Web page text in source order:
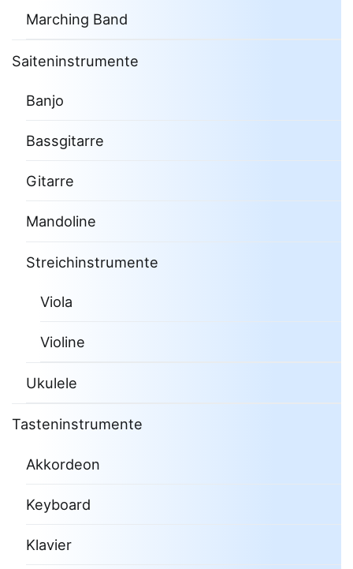
Marching Band
Saiteninstrumente
Banjo
Bassgitarre
Gitarre
Mandoline
Streichinstrumente
Viola
Violine
Ukulele
Tasteninstrumente
Akkordeon
Keyboard
Klavier